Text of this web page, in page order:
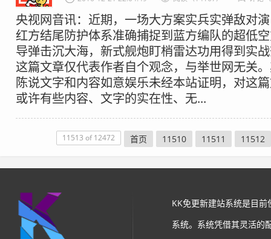
央视网音讯：近期，一场大方案实兵实弹敌对
红方结尾防护体系准确捕捉到蓝方编队的超低
导弹击沉大海，新式舰炮盯梢雷达功用得到实
这篇文章仅代表作者自个观念，与举世网无关
陈说文字和内容如意娱乐未经本站证明，对这
或许有些内容、文字的实在性、无...
11513 of 12472 首页 11510 11511 11512
KK免更新建站系统是目
系统。系统凭借其灵活的